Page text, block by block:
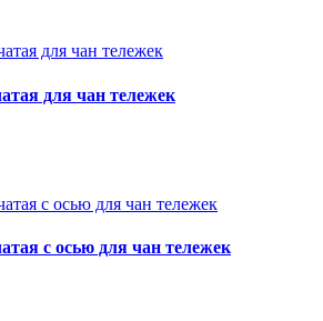
для чан тележек
с осью для чан тележек